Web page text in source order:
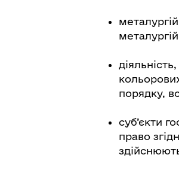
порядку,
суб’єкти
право